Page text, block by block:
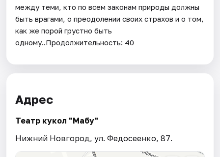
между теми, кто по всем законам природы должны
быть врагами, о преодолении своих страхов и о том,
как же порой грустно быть
одному..Продолжительность: 40
Адрес
Театр кукол "Мабу"
Нижний Новгород, ул. Федосеенко, 87.